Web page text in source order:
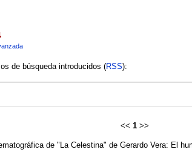
de búsqueda introducidos (RSS):
<< 1>>
de "La Celestina" de Gerardo Vera: El